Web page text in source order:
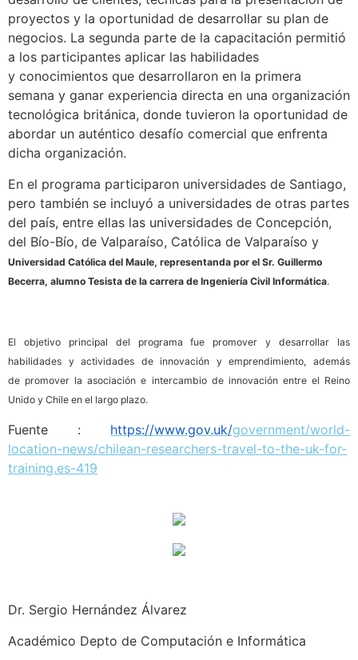
proyectos y la oportunidad de desarrollar su plan de
negocios. La segunda parte de la capacitación permitió
a los participantes aplicar las habilidades
y conocimientos que desarrollaron en la primera
semana y ganar experiencia directa en una organización
tecnológica británica, donde tuvieron la oportunidad de
abordar un auténtico desafío comercial que enfrenta
dicha organización.
En el programa participaron universidades de Santiago,
pero también se incluyó a universidades de otras partes
del país, entre ellas las universidades de Concepción,
del Bío-Bío, de Valparaíso, Católica de Valparaíso y
Universidad Católica del Maule, representanda por el Sr. Guillermo
Becerra, alumno Tesista de la carrera de Ingeniería Civil Informática.
El objetivo principal del programa fue promover y desarrollar las
habilidades y actividades de innovación y emprendimiento, además
de promover la asociación e intercambio de innovación entre el Reino
Unido y Chile en el largo plazo.
Fuente : https://www.gov.uk/government/world-
location-news/chilean-researchers-travel-to-the-uk-for-
training.es-419
Dr. Sergio Hernández Álvarez
Académico Depto de Computación e Informática